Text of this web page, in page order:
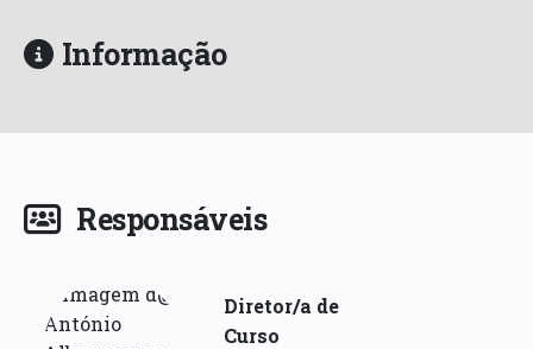
Informação
Responsáveis
Diretor/a de
Curso